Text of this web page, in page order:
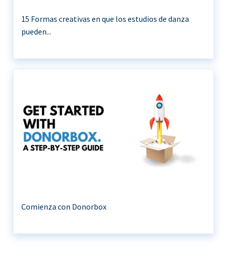
15 Formas creativas en que los estudios de danza
pueden...
Comienza con Donorbox